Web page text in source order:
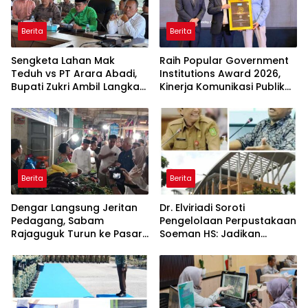
Berita
Sengketa Lahan Mak
Teduh vs PT Arara Abadi,
Bupati Zukri Ambil Langkah
Berita
Raih Popular Government
Institutions Award 2026,
Kinerja Komunikasi Publik
Kembali Diakui
Berita
Dengar Langsung Jeritan
Pedagang, Sabam
Rajaguguk Turun ke Pasar
Berita
Dr. Elviriadi Soroti
Pengelolaan Perpustakaan
Soeman HS: Jadikan
Kawah Candradimuka
Intelektual